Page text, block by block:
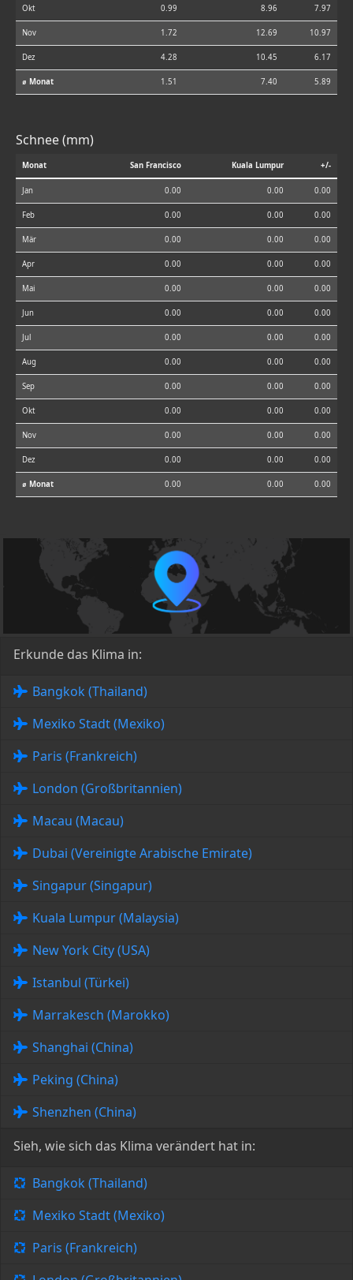
Okt 0.99 8.96 7.97
Nov 1.72 12.69 10.97
Dez 4.28 10.45 6.17
⌀ Monat 1.51 7.40 5.89
Schnee (mm)
Monat San Francisco Kuala Lumpur +/-
Jan 0.00 0.00 0.00
Feb 0.00 0.00 0.00
Mär 0.00 0.00 0.00
Apr 0.00 0.00 0.00
Mai 0.00 0.00 0.00
Jun 0.00 0.00 0.00
Jul 0.00 0.00 0.00
Aug 0.00 0.00 0.00
Sep 0.00 0.00 0.00
Okt 0.00 0.00 0.00
Nov 0.00 0.00 0.00
Dez 0.00 0.00 0.00
⌀ Monat 0.00 0.00 0.00
Erkunde das Klima in:
Bangkok (Thailand)
Mexiko Stadt (Mexiko)
Paris (Frankreich)
London (Großbritannien)
Macau (Macau)
Dubai (Vereinigte Arabische Emirate)
Singapur (Singapur)
Kuala Lumpur (Malaysia)
New York City (USA)
Istanbul (Türkei)
Marrakesch (Marokko)
Shanghai (China)
Peking (China)
Shenzhen (China)
Sieh, wie sich das Klima verändert hat in:
Bangkok (Thailand)
Mexiko Stadt (Mexiko)
Paris (Frankreich)